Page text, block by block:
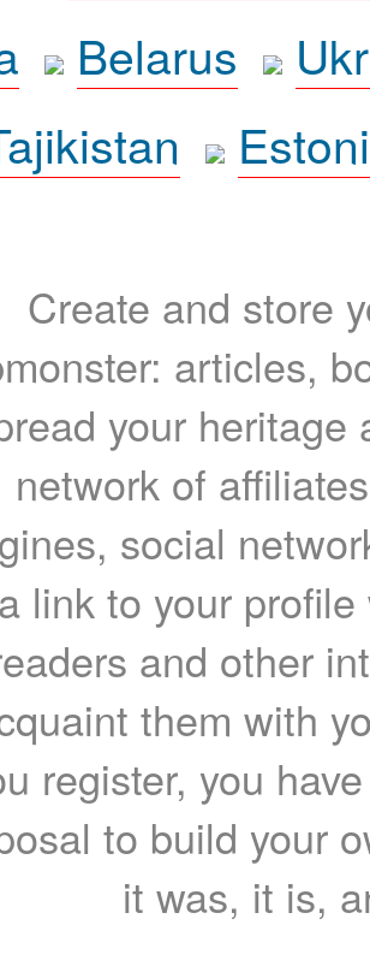
Belarus
Create and store
articles,
your heritage
network of
social
a link to your
and other
them with
register, you
to build your
it was, it is,